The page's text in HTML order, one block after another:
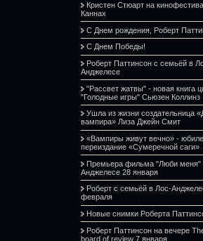
Кристен Стюарт на
Каннах
С Днем рождения, Роберт
С Днем Победы!
Роберт Паттинсон с семьёй в
Анджелесе
"Рассвет жатвы" - новая книга
"Голодные игры" Сьюзен Коллинз
Ушла из жизни создательница
вампира» Лиза Джейн Смит
«Вампиры живут вечно» -
переиздание «Сумеречной саги»
Премьера фильма "Люби меня"
Анджелесе 28 января
Роберт с семьёй в Лос-
февраля
Новые снимки Роберта
Роберт Паттинсон на вечере
board of review 7 января